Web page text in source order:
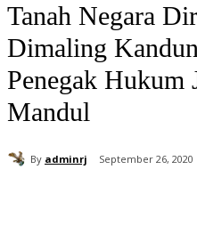
Tanah Negara
Dimaling
Penegak Hukum
Mandul
By adminrj September 26, 2020